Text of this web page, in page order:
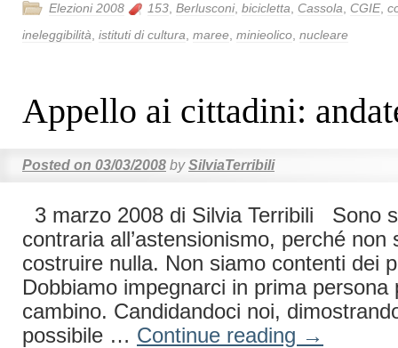
Elezioni 2008 153 Berlusconi, bicicletta Cassola CGIE,
ineleggibilità istituti di cultura maree minieolico nucleare
Appello ai cittadini:
Posted on 03/03/2008 by SilviaTerribili
3 marzo 2008 di Silvia Terribili Sono
contraria all’astensionismo, perché non
costruire nulla. Non siamo contenti dei
Dobbiamo impegnarci in prima persona
cambino. Candidandoci noi,
possibile … Continue reading →